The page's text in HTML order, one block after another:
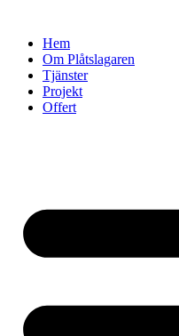
Hem
Om Plåtslagaren
Tjänster
Projekt
Offert